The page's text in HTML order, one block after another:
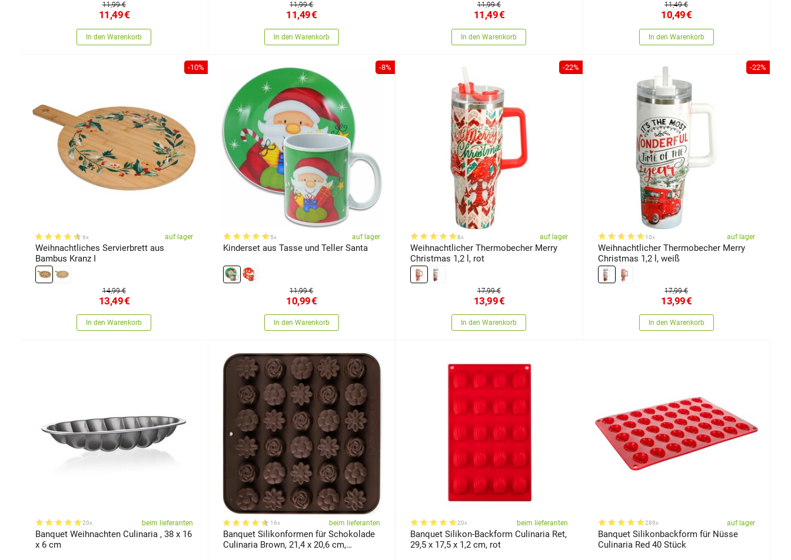
11,99 €
11,49€
In den Warenkorb
11,99 €
11,49€
In den Warenkorb
11,99 €
11,49€
In den Warenkorb
11,49 €
10,49€
In den Warenkorb
-10%
6x auf lager
Weihnachtliches Servierbrett aus
Bambus Kranz I
14,99 €
13,49€
In den Warenkorb
-8%
5x auf lager
Kinderset aus Tasse und Teller Santa
11,99 €
10,99€
In den Warenkorb
-22%
8x auf lager
Weihnachtlicher Thermobecher Merry
Christmas 1,2 l, rot
17,99 €
13,99€
In den Warenkorb
-22%
10x auf lager
Weihnachtlicher Thermobecher Merry
Christmas 1,2 l, weiß
17,99 €
13,99€
In den Warenkorb
20x beim lieferanten
Banquet Weihnachten Culinaria , 38 x 16
x 6 cm
16x beim lieferanten
Banquet Silikonformen für Schokolade
Culinaria Brown, 21,4 x 20,6 cm,
20x beim lieferanten
Banquet Silikon-Backform Culinaria Ret,
29,5 x 17,5 x 1,2 cm, rot
289x auf lager
Banquet Silikonbackform für Nüsse
Culinaria Red 40 Stück